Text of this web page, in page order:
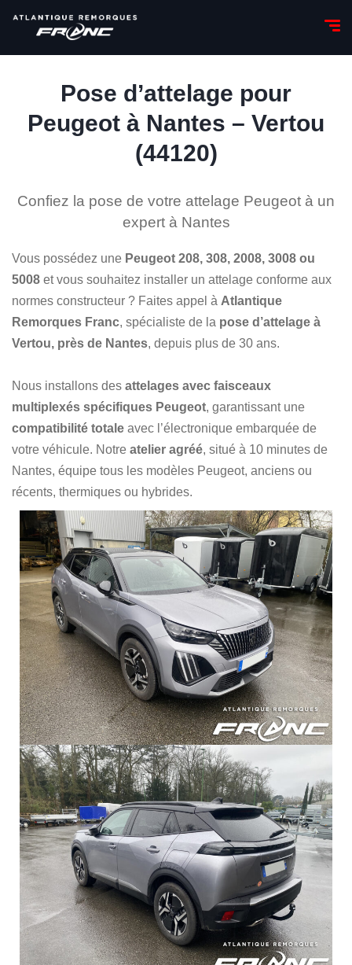
Pose d’attelage pour
Peugeot à Nantes – Vertou
(44120)
Confiez la pose de votre attelage Peugeot à un
expert à Nantes
Vous possédez une Peugeot 208, 308, 2008, 3008 ou
5008 et vous souhaitez installer un attelage conforme aux
normes constructeur ? Faites appel à Atlantique
Remorques Franc, spécialiste de la pose d’attelage à
Vertou, près de Nantes, depuis plus de 30 ans.
Nous installons des attelages avec faisceaux
multiplexés spécifiques Peugeot, garantissant une
compatibilité totale avec l’électronique embarquée de
votre véhicule. Notre atelier agréé, situé à 10 minutes de
Nantes, équipe tous les modèles Peugeot, anciens ou
récents, thermiques ou hybrides.